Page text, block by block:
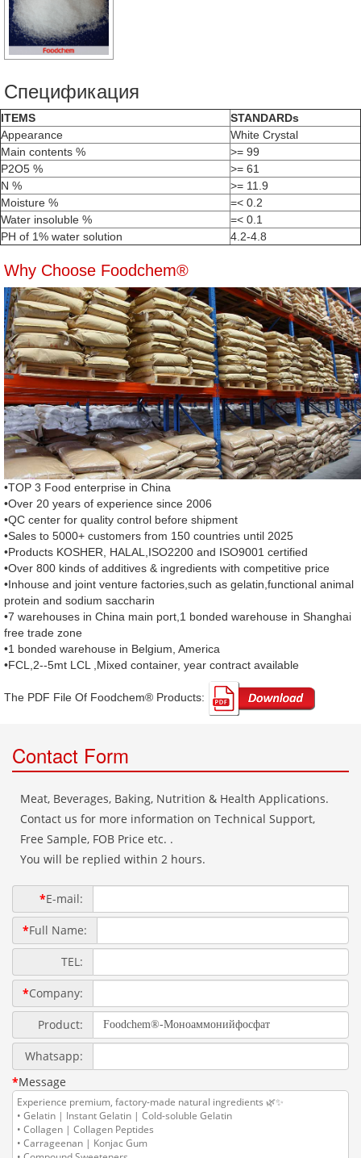
Спецификация
ITEMS
STANDARDs
Appearance
White Crystal
Main contents %
>= 99
P2O5 %
>= 61
N %
>= 11.9
Moisture %
=< 0.2
Water insoluble %
=< 0.1
PH of 1% water solution
4.2-4.8
Why Choose Foodchem®
•TOP 3 Food enterprise in China
•Over 20 years of experience since 2006
•QC center for quality control before shipment
•Sales to 5000+ customers from 150 countries until 2025
•Products KOSHER, HALAL,ISO2200 and ISO9001 certified
•Over 800 kinds of additives & ingredients with competitive price
•Inhouse and joint venture factories,such as gelatin,functional animal
protein and sodium saccharin
•7 warehouses in China main port,1 bonded warehouse in Shanghai
free trade zone
•1 bonded warehouse in Belgium, America
•FCL,2--5mt LCL ,Mixed container, year contract available
The PDF File Of Foodchem® Products: